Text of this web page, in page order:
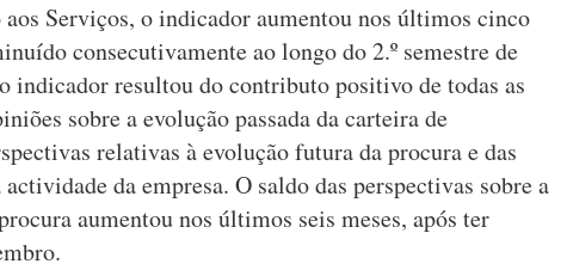
Serviços, o indicador aumentou nos últimos cinco
consecutivamente ao longo do 2.º semestre de
indicador resultou do contributo positivo de todas as
sobre a evolução passada da carteira de
relativas à evolução futura da procura e das
da empresa. O saldo das perspectivas sobre a
aumentou nos últimos seis meses, após ter